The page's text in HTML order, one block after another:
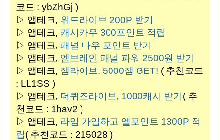
코드 : ybZhGj )
▷ 앱테크, 위드라이브 200P 받기
▷ 앱테크, 캐시카우 300포인트 적립
▷ 앱테크, 패널 나우 포인트 받기
▷ 앱테크, 엠브레인 패널 파워 2500원 받기
▷ 앱테크, 잼라이브, 5000잼 GET! ( 추천코드
: LL1SS )
▷ 앱테크, 더퀴즈라이브, 1000캐시 받기( 추
천코드 : 1hav2 )
▷ 앱테크, 라임 가입하고 엘포인트 1300P 적
립( 추천코드 : 215028 )